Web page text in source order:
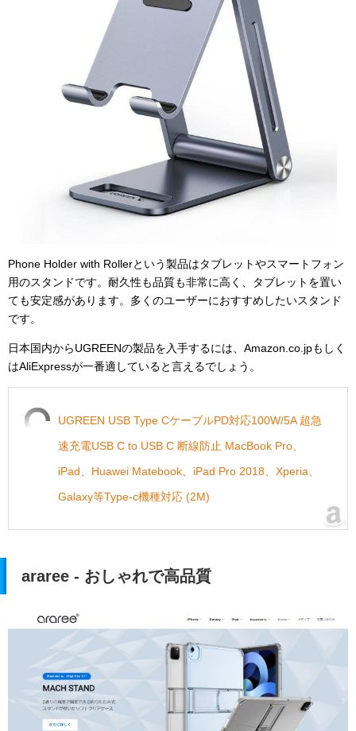
Phone Holder with Rollerという製品はタブレットやスマートフォン
用のスタンドです。耐久性も品質も非常に高く、タブレットを置い
ても安定感があります。多くのユーザーにおすすめしたいスタンド
です。
日本国内からUGREENの製品を入手するには、Amazon.co.jpもしく
はAliExpressが一番適していると言えるでしょう。
UGREEN USB Type CケーブルPD対応100W/5A 超急
速充電USB C to USB C 断線防止 MacBook Pro、
iPad、Huawei Matebook、iPad Pro 2018、Xperia、
Galaxy等Type-c機種対応 (2M)
araree - おしゃれで高品質